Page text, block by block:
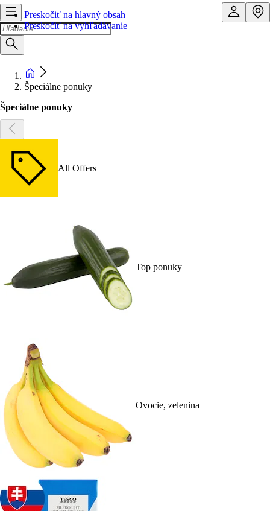
Preskočiť na hlavný obsah
Preskočiť na vyhľadávanie
Špeciálne ponuky
Špeciálne ponuky
All Offers
Top ponuky
Ovocie, zelenina